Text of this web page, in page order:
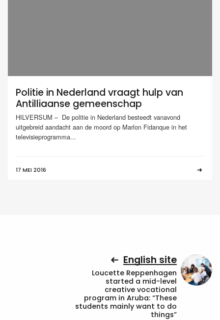
Politie in Nederland vraagt hulp van
Antilliaanse gemeenschap
HILVERSUM – De politie in Nederland besteedt vanavond
uitgebreid aandacht aan de moord op Marlon Fidanque in het
televisieprogramma...
17 MEI 2016
English site
Loucette Reppenhagen
started a mid-level
creative vocational
program in Aruba: “These
students mainly want to do
things”